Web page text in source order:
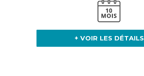
+ VOIR LES DÉTAILS